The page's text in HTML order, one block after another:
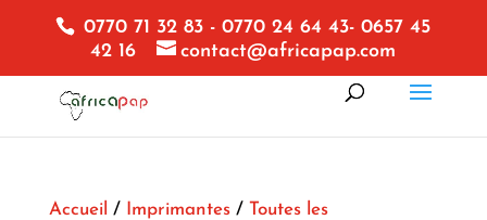
0770 71 32 83 - 0770 24 64 43- 0657 45
42 16
contact@africapap.com
Accueil / Imprimantes/ Toutes les